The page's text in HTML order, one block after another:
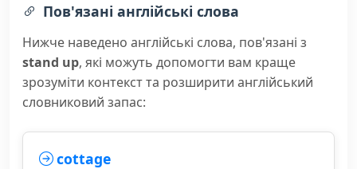
Пов'язані англійські слова
Нижче наведено англійські слова, пов'язані з
stand up, які можуть допомогти вам краще
зрозуміти контекст та розширити англійський
словниковий запас:
cottage